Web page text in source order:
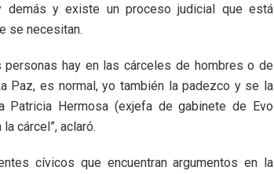
demás y existe un proceso judicial que está
se necesitan.
personas hay en las cárceles de hombres o de
Paz, es normal, yo también la padezco y se la
Hermosa (exjefa de gabinete de Evo
cárcel”, aclaró.
cívicos que encuentran argumentos en la